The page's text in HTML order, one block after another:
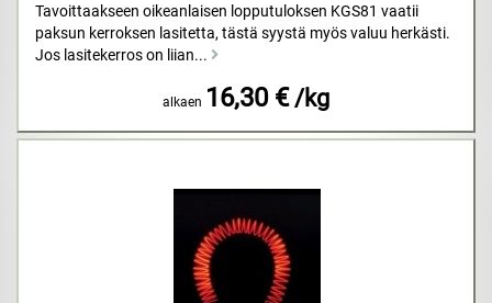
Tavoittaakseen oikeanlaisen lopputuloksen KGS81 vaatii
paksun kerroksen lasitetta, tästä syystä myös valuu herkästi.
Jos lasitekerros on liian...
alkaen 16,30 € /kg